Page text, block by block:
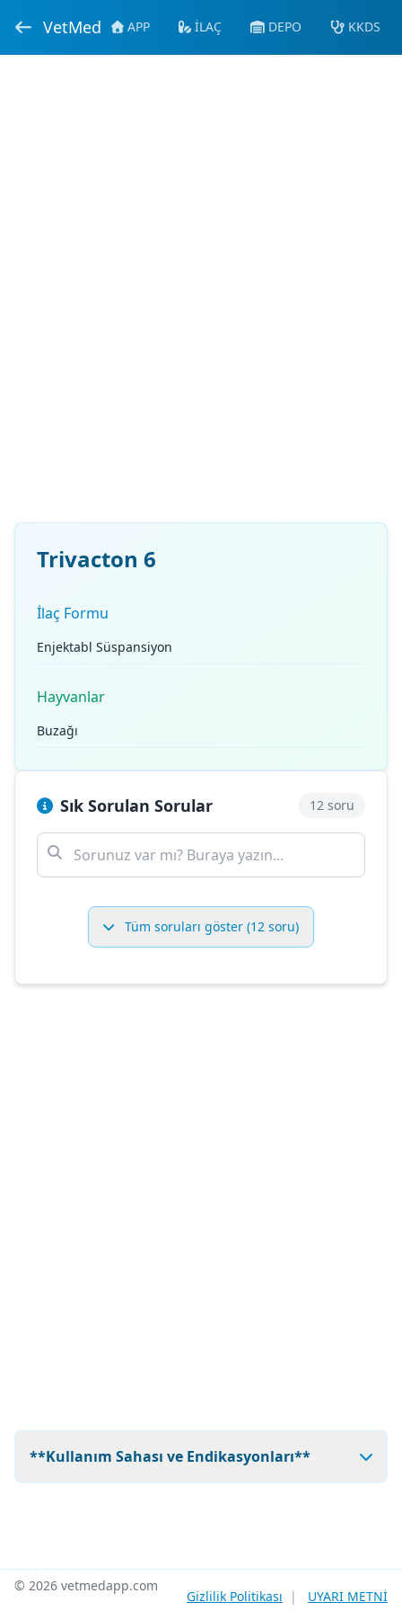
VetMed APP İLAÇ DEPO KKDS
Trivacton 6
İlaç Formu
Enjektabl Süspansiyon
Hayvanlar
Buzağı
Sık Sorulan Sorular 12 soru
Tüm soruları göster (12 soru)
**Kullanım Sahası ve Endikasyonları**
© 2026 vetmedapp.com
Gizlilik Politikası | UYARI METNİ